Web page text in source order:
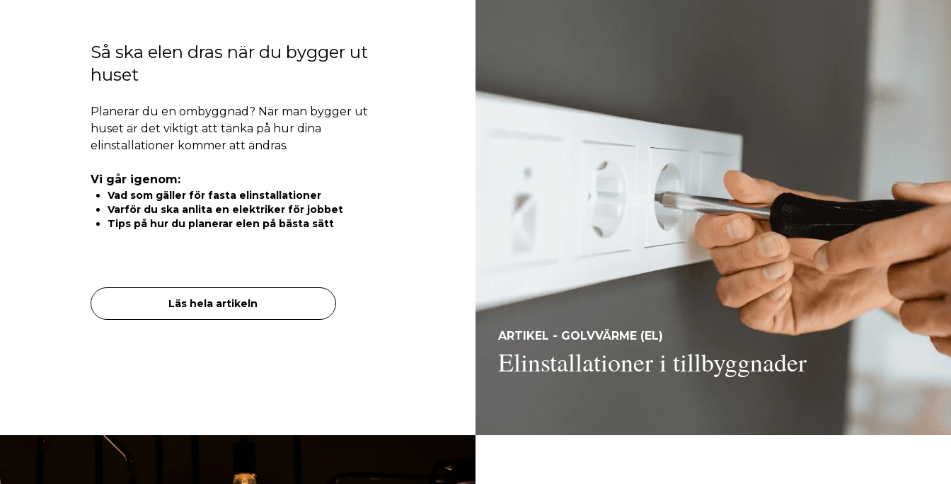
Så ska elen dras när du bygger ut
huset
Planerar du en ombyggnad? När man bygger ut
huset är det viktigt att tänka på hur dina
elinstallationer kommer att ändras.
Vi går igenom:
Vad som gäller för fasta elinstallationer
Varför du ska anlita en elektriker för jobbet
Tips på hur du planerar elen på bästa sätt
Läs hela artikeln
ARTIKEL - GOLVVÄRME (EL)
Elinstallationer i tillbyggnader